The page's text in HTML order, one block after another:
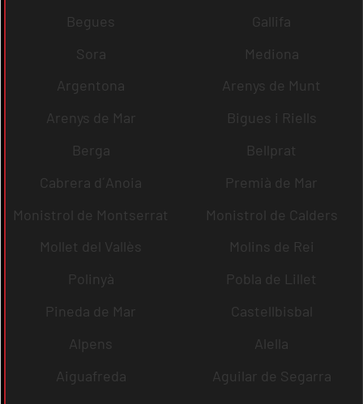
Begues
Gallifa
Sora
Mediona
Argentona
Arenys de Munt
Arenys de Mar
Bigues i Riells
Berga
Bellprat
Cabrera d´Anoia
Premià de Mar
Monistrol de Montserrat
Monistrol de Calders
Mollet del Vallès
Molins de Rei
Polinyà
Pobla de Lillet
Pineda de Mar
Castellbisbal
Alpens
Alella
Aiguafreda
Aguilar de Segarra